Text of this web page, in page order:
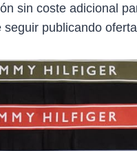
sin coste adicional
seguir publicando